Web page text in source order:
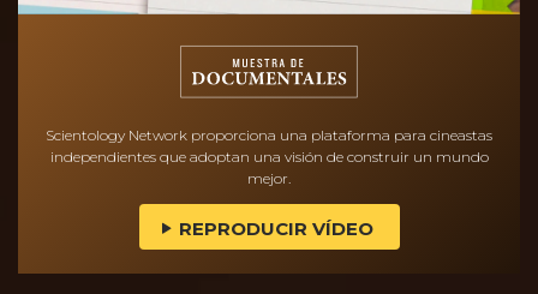
Scientology Network proporciona una plataforma para cineastas
independientes que adoptan una visión de construir un mundo
mejor.
REPRODUCIR VÍDEO